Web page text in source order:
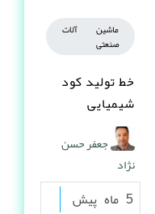
ماشین آلات
صنعتی
خط تولید کود
شیمیایی
گرانولی
جعفر حسن
نژاد
5 ماه پیش